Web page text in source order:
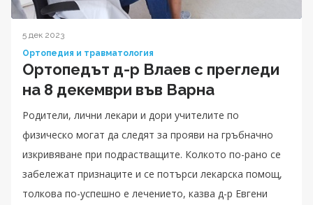
5 дек 2023
Ортопедия и травматология
Ортопедът д-р Влаев с прегледи
на 8 декември във Варна
Родители, лични лекари и дори учителите по
физическо могат да следят за прояви на гръбначно
изкривяване при подрастващите. Колкото по-рано се
забележат признаците и се потърси лекарска помощ,
толкова по-успешно е лечението, казва д-р Евгени